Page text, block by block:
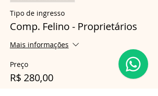
Tipo de ingresso
Comp. Felino - Proprietários
Mais informações
Preço
R$ 280,00